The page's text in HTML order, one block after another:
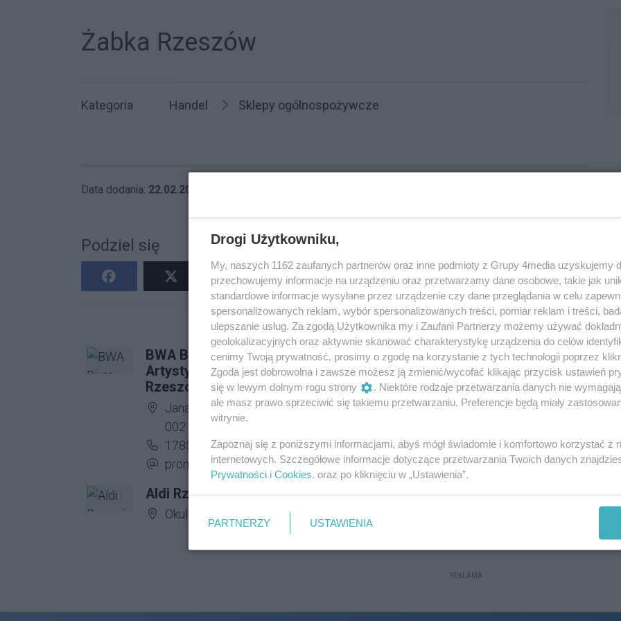
Żabka Rzeszów
Kategoria Handel Sklepy ogólnospożywcze
Data dodania: 22.02.2023 14:46
Podziel się
BWA Biuro Wystaw
Artystycznych w
Rzeszowie
Adres firmy:
Jana III Sobieskiego 18, 35-
002 Rzeszów
Numer telefonu firmy:
178533667
Adres e-mail firmy:
promocja@bwa.rzeszow.pl
Fundacja Street Autonomy
Adres firmy:
35-001 Rzeszów
Numer telefonu firmy:
730756213
kontakt@streetautonomy.co
Aldi Rzeszów
Adres firmy:
Okulickiego 10
REKLAMA
Drogi Użytkowniku,
My, naszych 1162 zaufanych partnerów oraz inne podmioty z Grupy 4media uzyskujemy
przechowujemy informacje na urządzeniu oraz przetwarzamy dane osobowe, takie jak
standardowe informacje wysyłane przez urządzenie czy dane przeglądania w celu
spersonalizowanych reklam, wybór spersonalizowanych treści, pomiar reklam i treści,
ulepszanie usług. Za zgodą Użytkownika my i Zaufani Partnerzy możemy używać
geolokalizacyjnych oraz aktywnie skanować charakterystykę urządzenia do celów
cenimy Twoją prywatność, prosimy o zgodę na korzystanie z tych technologii poprzez
Zgoda jest dobrowolna i zawsze możesz ją zmienić/wycofać klikając przycisk ustawień
się w lewym dolnym rogu strony
. Niektóre rodzaje przetwarzania danych nie
ale masz prawo sprzeciwić się takiemu przetwarzaniu. Preferencje będą miały
witrynie.
Zapoznaj się z poniższymi informacjami, abyś mógł świadomie i komfortowo korzystać z
internetowych. Szczegółowe informacje dotyczące przetwarzania Twoich danych
Prywatności i Cookies . oraz po kliknięciu w „Ustawienia”.
PARTNERZY USTAWIENIA